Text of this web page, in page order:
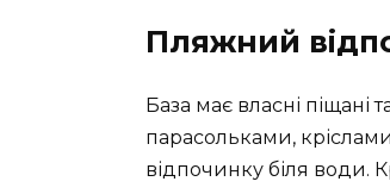
Пляжний
База має власні піщані
парасольками,
відпочинку біля води.